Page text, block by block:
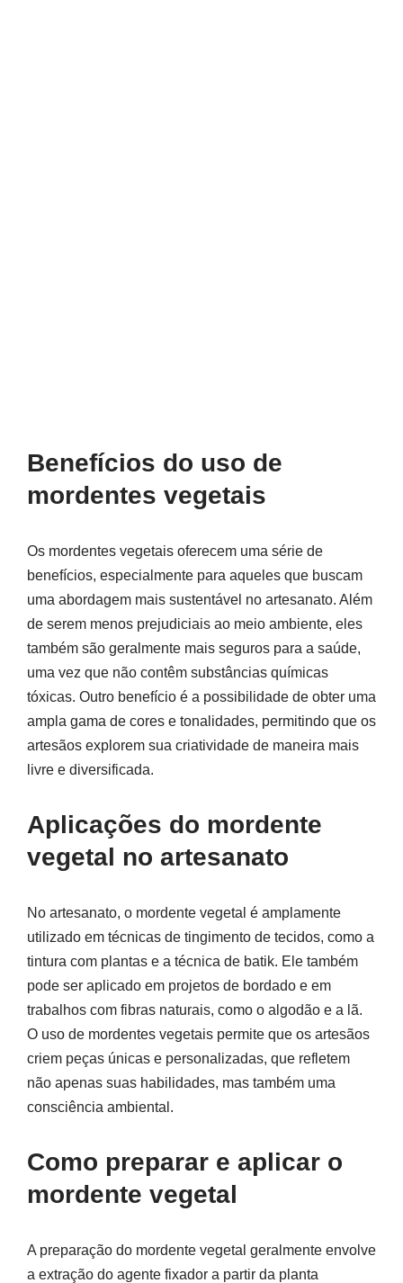
Benefícios do uso de
mordentes vegetais
Os mordentes vegetais oferecem uma série de
benefícios, especialmente para aqueles que buscam
uma abordagem mais sustentável no artesanato. Além
de serem menos prejudiciais ao meio ambiente, eles
também são geralmente mais seguros para a saúde,
uma vez que não contêm substâncias químicas
tóxicas. Outro benefício é a possibilidade de obter uma
ampla gama de cores e tonalidades, permitindo que os
artesãos explorem sua criatividade de maneira mais
livre e diversificada.
Aplicações do mordente
vegetal no artesanato
No artesanato, o mordente vegetal é amplamente
utilizado em técnicas de tingimento de tecidos, como a
tintura com plantas e a técnica de batik. Ele também
pode ser aplicado em projetos de bordado e em
trabalhos com fibras naturais, como o algodão e a lã.
O uso de mordentes vegetais permite que os artesãos
criem peças únicas e personalizadas, que refletem
não apenas suas habilidades, mas também uma
consciência ambiental.
Como preparar e aplicar o
mordente vegetal
A preparação do mordente vegetal geralmente envolve
a extração do agente fixador a partir da planta